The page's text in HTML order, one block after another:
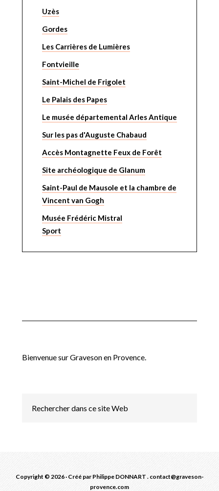
Uzès
Gordes
Les Carrières de Lumières
Fontvieille
Saint-Michel de Frigolet
Le Palais des Papes
Le musée départemental Arles Antique
Sur les pas d'Auguste Chabaud
Accès Montagnette Feux de Forêt
Site archéologique de Glanum
Saint-Paul de Mausole et la chambre de
Vincent van Gogh
Musée Frédéric Mistral
Sport
Bienvenue sur Graveson en Provence.
Copyright © 2026 · Créé par Philippe DONNART . contact@graveson-
provence.com